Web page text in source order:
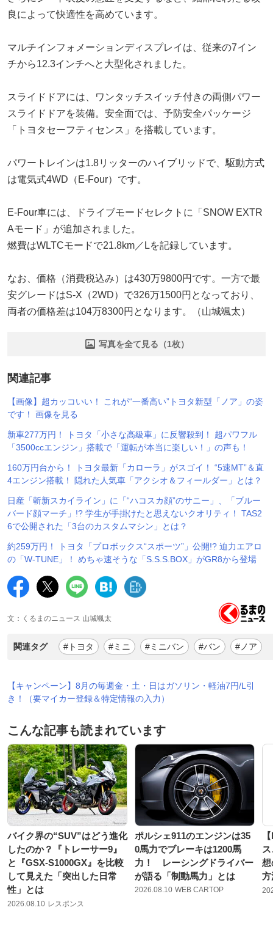
良によって快適性を高めています。
マルチインフォメーションディスプレイは、従来の7イン
チから12.3インチへと大型化されました。
スライドドアには、ワンタッチスイッチ付きの両側パワー
スライドドアを装備。安全面では、予防安全パッケージ
「トヨタセーフティセンス」を搭載しています。
パワートレインは1.8リッターのハイブリッドで、駆動方式
は電気式4WD（E-Four）です。
E-Four車には、ドライブモードセレクトに「SNOW EXTR
Aモード」が追加されました。
燃費はWLTCモードで21.8km／Lを記録しています。
なお、価格（消費税込み）は430万9800円です。一方で最
安グレードはS-X（2WD）で326万1500円となっており、
両者の価格差は104万8300円となります。（山城颯太）
写真を全て見る（1枚）
関連記事
【画像】超カッコいい！ これが“一番高い”トヨタ新型「ノア」の姿
です！ 画像を見る
新車277万円！ トヨタ「小さな高級車」に反響殺到！ 超パワフル
「3500ccエンジン」搭載で「運転が本当に楽しい！」の声も！
160万円台から！ トヨタ最新「カローラ」がスゴイ！ “5速MT”＆直
4エンジン搭載！ 隠れた人気車「アクシオ＆フィールダー」とは？
日産「斬新スカイライン」に「“ハコスカ顔”のサニー」、「ブルー
バード顔マーチ」!? 学生が手掛けたと思えないクオリティ！ TAS2
6で公開された「3台のカスタムマシン」とは？
約259万円！ トヨタ「プロボックス“スポーツ”」公開!? 迫力エアロ
の「W-TUNE」！ めちゃ速そうな「S.S.S.BOX」がGR8から登場
文：くるまのニュース 山城颯太
関連タグ #トヨタ #ミニ #ミニバン #バン #ノア
【キャンペーン】8月の毎週金・土・日はガソリン・軽油7円/L引
き！（要マイカー登録＆特定情報の入力）
こんな記事も読まれています
バイク界の“SUV”はどう進化
したのか？『トレーサー9』
と『GSX-S1000GX』を比較
して見えた「突出した日常
性」とは
2026.08.10 レスポンス
ポルシェ911のエンジンは35
0馬力でブレーキは1200馬
力！ レーシングドライバー
が語る「制動馬力」とは
2026.08.10 WEB CARTOP
想
方